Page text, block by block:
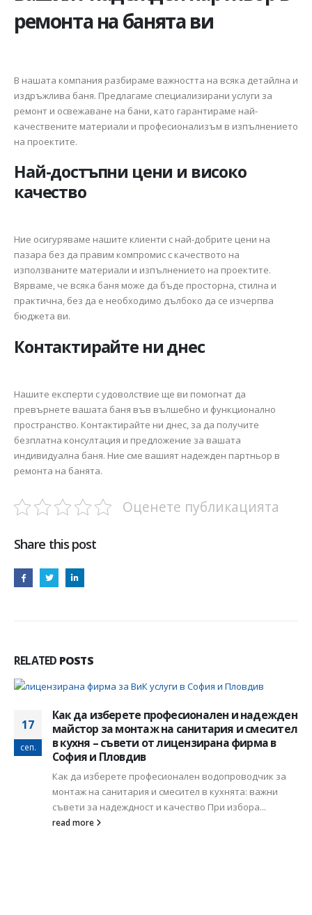
ремонта на банята ви
В нашата компания разбираме важността на всяка детайлна и
издръжлива баня. Предлагаме специализирани услуги за
ремонт и освежаване на бани, като гарантираме най-
качествените материали и професионализъм в изпълнението
на проектите.
Най-достъпни цени и високо
качество
Ние осигуряваме нашите клиенти с най-добрите цени на
пазара без да правим компромис с качеството на
използваните материали и изпълнението на проектите.
Вярваме, че всяка баня може да бъде просторна, стилна и
практична, без да е необходимо дълбоко да се изчерпва
бюджета ви.
Контактирайте ни днес
Нашите експерти с удоволствие ще ви помогнат да
превърнете вашата баня във вълшебно и функционално
пространство. Контактирайте ни днес, за да получите
безплатна консултация и предложение за вашата
индивидуална баня. Ние сме вашият надежден партньор в
ремонта на банята.
Оценете публикацията
Share this post
RELATED POSTS
17
сеп.
Как да изберете професионален и надежден
майстор за монтаж на санитария и смесител
в кухня – съвети от лицензирана фирма в
София и Пловдив
Как да изберете професионален водопроводчик за
монтаж на санитария и смесител в кухнята: важни
съвети за надеждност и качество При избора...
read more